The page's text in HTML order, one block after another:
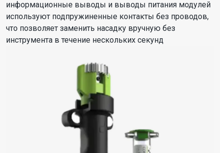
информационные выводы и выводы питания модулей
используют подпружиненные контакты без проводов,
что позволяет заменить насадку вручную без
инструмента в течение нескольких секунд